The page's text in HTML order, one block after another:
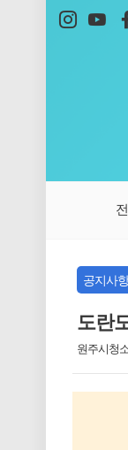
본문 바로가기
공지사
도란
원주시청